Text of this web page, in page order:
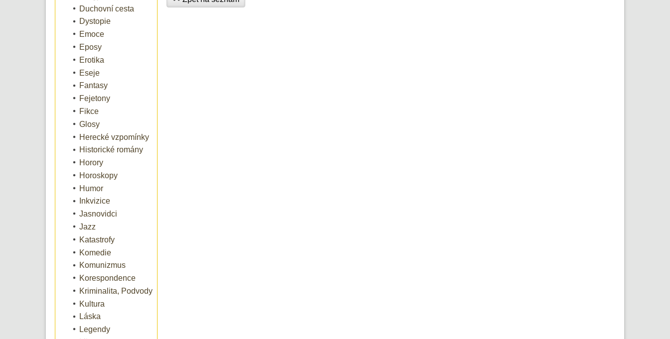
Duchovní cesta
Dystopie
Emoce
Eposy
Erotika
Eseje
Fantasy
Fejetony
Fikce
Glosy
Herecké vzpomínky
Historické romány
Horory
Horoskopy
Humor
Inkvizice
Jasnovidci
Jazz
Katastrofy
Komedie
Komunizmus
Korespondence
Kriminalita, Podvody
Kultura
Láska
Legendy